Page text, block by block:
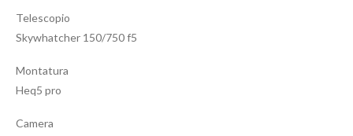
Telescopio
Skywhatcher 150/750 f5
Montatura
Heq5 pro
Camera